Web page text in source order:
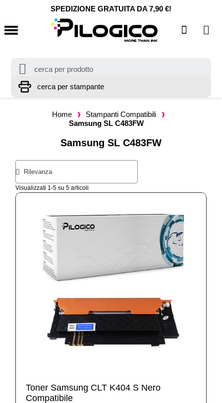
SPEDIZIONE GRATUITA DA 7,90 €!
Home
Stampanti Compatibili
Samsung SL C483FW
Samsung SL C483FW
Visualizzati 1-5 su 5 articoli
Toner Samsung CLT K404 S Nero
Compatibile